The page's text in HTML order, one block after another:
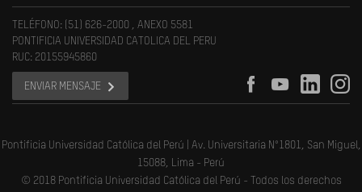
TELÉFONO: (51) 626-2000 , ANEXO 5581
PONTIFICIA UNIVERSIDAD CATOLICA DEL PERU
RUC: 20155945860
ENVIAR MENSAJE
Pontificia Universidad Católica del Perú | Av. Universitaria N°1801, San Miguel,
15088, Lima - Perú
© 2018 Pontificia Universidad Católica del Perú - Todos los derechos